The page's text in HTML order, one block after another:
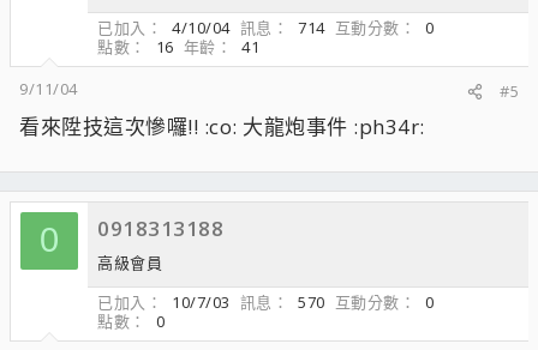
已加入
4/10/04 訊息 714 互動分數
0
點數
16 年齡
41
9/11/04
#5
看來陞技這次慘囉!! :co: 大龍炮事件 :ph34r:
0 0918313188
高級會員
已加入
10/7/03 訊息 570 互動分數
0
點數
0